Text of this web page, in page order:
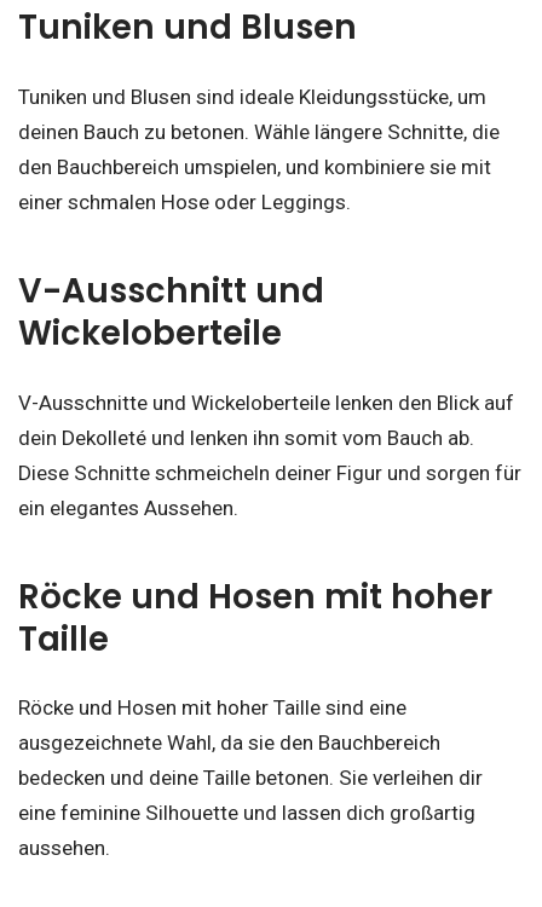
Tuniken und Blusen
Tuniken und Blusen sind ideale Kleidungsstücke, um
deinen Bauch zu betonen. Wähle längere Schnitte, die
den Bauchbereich umspielen, und kombiniere sie mit
einer schmalen Hose oder Leggings.
V-Ausschnitt und
Wickeloberteile
V-Ausschnitte und Wickeloberteile lenken den Blick auf
dein Dekolleté und lenken ihn somit vom Bauch ab.
Diese Schnitte schmeicheln deiner Figur und sorgen für
ein elegantes Aussehen.
Röcke und Hosen mit hoher
Taille
Röcke und Hosen mit hoher Taille sind eine
ausgezeichnete Wahl, da sie den Bauchbereich
bedecken und deine Taille betonen. Sie verleihen dir
eine feminine Silhouette und lassen dich großartig
aussehen.